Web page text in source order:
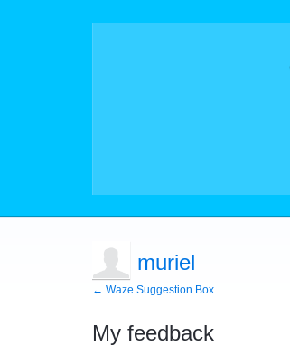
muriel
← Waze Suggestion Box
My feedback